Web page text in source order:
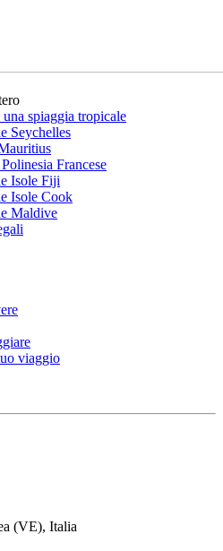
una spiaggia tropicale
Seychelles
Francese
Isole Fiji
Isole Cook
Maldive
viaggio
(VE), Italia